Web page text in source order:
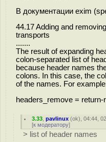
В документации exim
44.17 Adding and
transports
.......
The result of expanding
colon-separated list of
because header names
colons. In this case, the
of the names. For
headers_remove =
3.33 ,pavlinux (ok), 04:44,
[к модератору]
> list of header names